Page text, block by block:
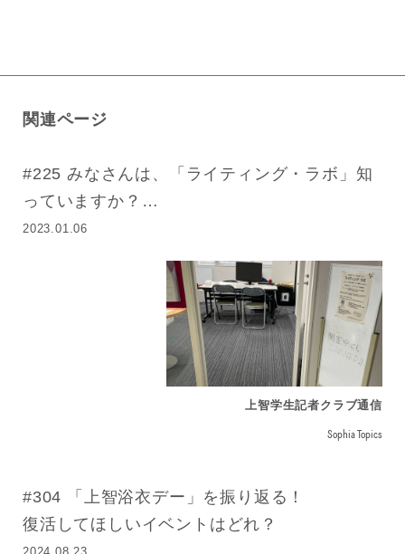
関連ページ
上智学生記者クラブ通信
Sophia Topics
#225 みなさんは、「ライティング・ラボ」知
っていますか？
実際に体験しに行ってきました！
2023.01.06
#304 「上智浴衣デー」を振り返る！
復活してほしいイベントはどれ？